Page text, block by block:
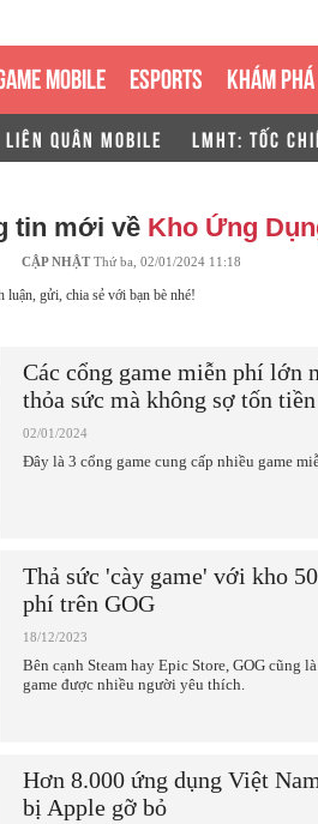
MOBILE ESPORTS KHÁM PHÁ
LIÊN QUÂN MOBILE LMHT: TỐC
tin mới về Kho Ứng
CẬP NHẬTThứ ba, 02/01/2024 11:18
luận, gửi, chia sẻ với bạn bè nhé!
Các cổng game miễn phí lớn
thỏa sức mà không sợ tốn tiền
02/01/2024
Đây là 3 cổng game cung cấp nhiều game
Thả sức 'cày game' với kho
phí trên GOG
18/12/2023
Bên cạnh Steam hay Epic Store, GOG cũng
game được nhiều người yêu thích.
Hơn 8.000 ứng dụng Việt
bị Apple gỡ bỏ